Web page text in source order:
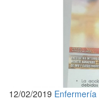
12/02/2019 Enfermería